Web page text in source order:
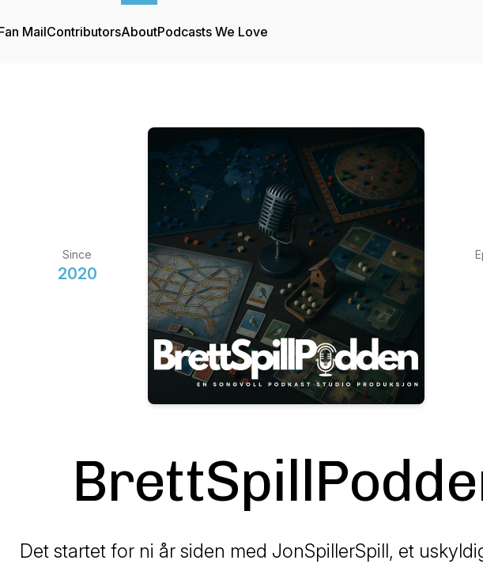
MailContributorsAboutPodcasts We Love
Since
2020
Det startet for ni år siden med JonSpillerSpill, et